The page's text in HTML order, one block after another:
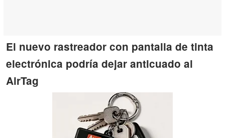
El nuevo rastreador con pantalla de tinta
electrónica podría dejar anticuado al
AirTag